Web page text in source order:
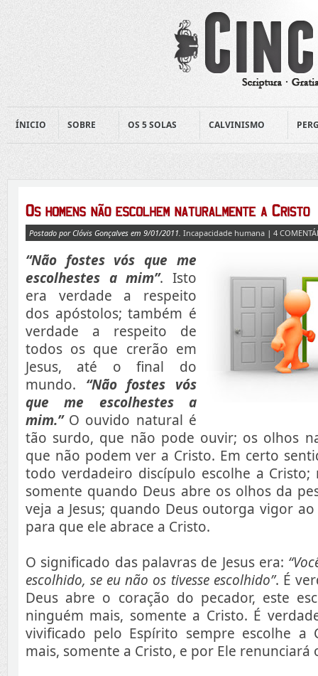
ÍNICIO SOBRE OS 5 SOLAS CALVINISMO
Postado por Clóvis Gonçalves em 9/01/2011. Incapacidade humana | 4
“Não fostes vós que me
escolhestes a mim”. Isto
era verdade a respeito
dos apóstolos; também é
verdade a respeito de
todos os que crerão em
Jesus, até o final do
mundo. “Não fostes vós
que me escolhestes a
mim.”O ouvido natural é
tão surdo, que não pode ouvir; os olhos
que não podem ver a Cristo. Em certo
todo verdadeiro discípulo escolhe a Cristo;
somente quando Deus abre os olhos da
veja a Jesus; quando Deus outorga vigor
para que ele abrace a Cristo.
O significado das palavras de Jesus era:
escolhido, se eu não os tivesse escolhido”. É
Deus abre o coração do pecador, este
ninguém mais, somente a Cristo. É
vivificado pelo Espírito sempre escolhe a
mais, somente a Cristo, e por Ele